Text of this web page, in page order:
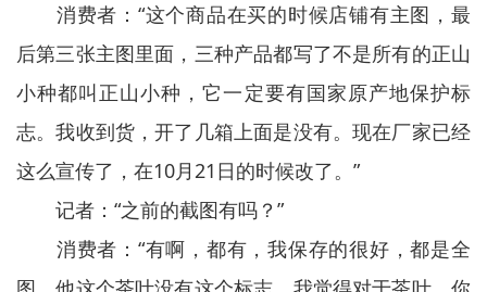
消费者：“这个商品在买的时候店铺有主图，最
后第三张主图里面，三种产品都写了不是所有的正山
小种都叫正山小种，它一定要有国家原产地保护标
志。我收到货，开了几箱上面是没有。现在厂家已经
这么宣传了，在10月21日的时候改了。”
记者：“之前的截图有吗？”
消费者：“有啊，都有，我保存的很好，都是全